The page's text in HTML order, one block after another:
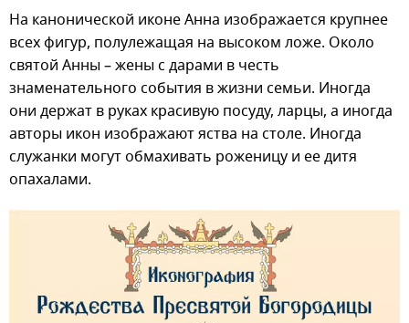
На канонической иконе Анна изображается крупнее
всех фигур, полулежащая на высоком ложе. Около
святой Анны – жены с дарами в честь
знаменательного события в жизни семьи. Иногда
они держат в руках красивую посуду, ларцы, а иногда
авторы икон изображают яства на столе. Иногда
служанки могут обмахивать роженицу и ее дитя
опахалами.